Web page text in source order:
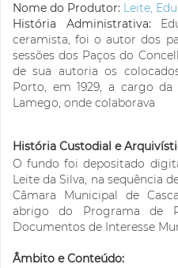
Nome do Produtor: Leite,
História Administrativa:
ceramista, foi o autor dos
sessões dos Paços do
de sua autoria os
Porto, em 1929, a cargo
Lamego, onde colaborava
História Custodial e
O fundo foi depositado
Leite da Silva, na sequência
Câmara Municipal de
abrigo do Programa de
Documentos de Interesse
Âmbito e Conteúdo: